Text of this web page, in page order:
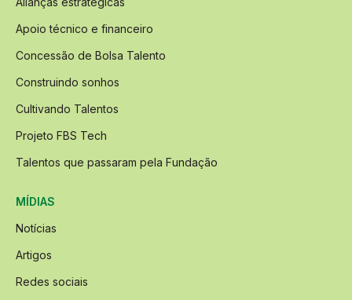
Apoio técnico e financeiro
Concessão de Bolsa Talento
Construindo sonhos
Cultivando Talentos
Projeto FBS Tech
Talentos que passaram pela Fundação
MÍDIAS
Notícias
Artigos
Redes sociais